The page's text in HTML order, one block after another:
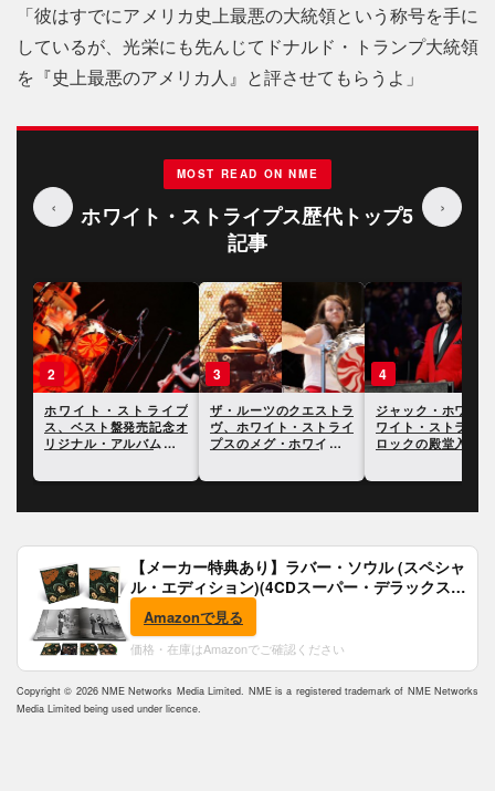
「彼はすでにアメリカ史上最悪の大統領という称号を手に
しているが、光栄にも先んじてドナルド・トランプ大統領
を『史上最悪のアメリカ人』と評させてもらうよ」
‹
MOST READ ON NME
ホワイト・ストライプス歴代トップ5
記事
›
3
ザ・ルーツのクエストラ
ヴ、ホワイト・ストライ
プスのメグ・ホワイトの
4
ジャック・ホワイト、ホ
ワイト・ストライプスが
ロックの殿堂入りを果た
5
ジャック・ホワイ
ワイト・ストライ
メグ・ホワイトの
【メーカー特典あり】ラバー・ソウル (スペシャ
ル・エディション)(4CDスーパー・デラックス)
(完全生産限定盤)(SHM-CD)(特典:B2ポスター付)
Amazonで見る
価格・在庫はAmazonでご確認ください
Copyright © 2026 NME Networks Media Limited. NME is a registered trademark of NME Networks
Media Limited being used under licence.